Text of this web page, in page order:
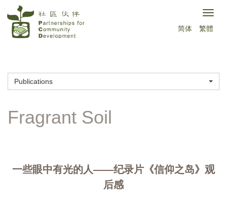
main
简体 繁體
Publications
一些眼中有光的人——纪录片《信仰之岛》观
后感